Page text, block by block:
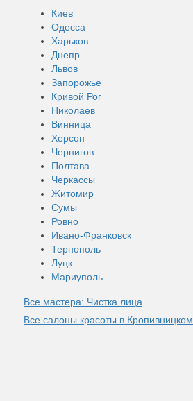
Киев
Одесса
Харьков
Днепр
Львов
Запорожье
Кривой Рог
Николаев
Винница
Херсон
Чернигов
Полтава
Черкассы
Житомир
Сумы
Ровно
Ивано-Франковск
Тернополь
Луцк
Мариуполь
Все мастера: Чистка лица
Все салоны красоты в Кропивницком